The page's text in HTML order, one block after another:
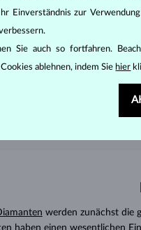
werden zunächst die
haben einen wesentlichen
Einverständnis zur
Sie auch so fortfahren.
ablehnen, indem Sie hier